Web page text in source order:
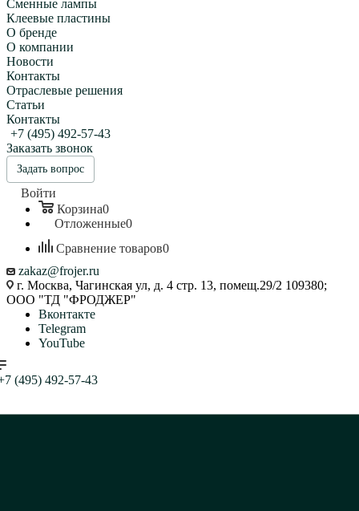
Сменные лампы
Клеевые пластины
О бренде
О компании
Новости
Контакты
Отраслевые решения
Статьи
Контакты
+7 (495) 492-57-43
Заказать звонок
Задать вопрос
Войти
Корзина0
Отложенные0
Сравнение товаров0
zakaz@frojer.ru
г. Москва, Чагинская ул, д. 4 стр. 13, помещ.29/2 109380;
ООО "ТД "ФРОДЖЕР"
Вконтакте
Telegram
YouTube
(495) 492-57-43